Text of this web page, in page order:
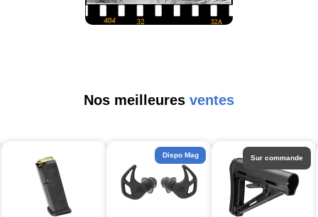
Nos meilleures ventes
Dispo Mag Sur commande